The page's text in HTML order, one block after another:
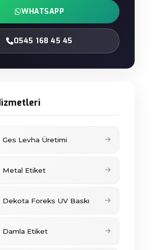
WHATSAPP
0545 168 45 45
Ges Levha Üretimi
Metal Etiket
Dekota Foreks UV Baskı
Damla Etiket